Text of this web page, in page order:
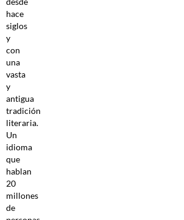
hace
siglos
y
con
una
vasta
y
antigua
tradición
literaria.
Un
idioma
que
hablan
20
millones
de